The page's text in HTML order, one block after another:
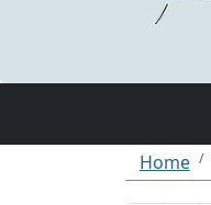
Home